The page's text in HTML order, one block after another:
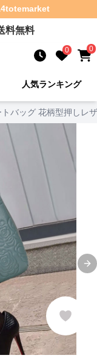
料無料
0 0
人気ランキング
バッグ 花柄型押しレ